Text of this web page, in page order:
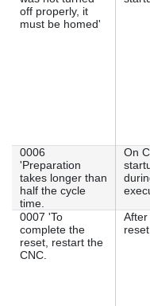
off properly, it
must be homed'
0006
'Preparation
takes longer than
half the cycle
time.
On
0007 'To
complete the
reset, restart the
CNC.
After
reset.